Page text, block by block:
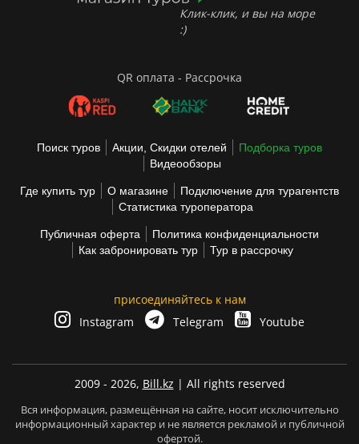
Клик-клик, и вы на море
:)
QR оплата - Рассрочка
Поиск туров Акции, Скидки отелей
Подборка туров
Видеообзоры
Где купить тур О магазине
Подключение для турагентств
Статистика туроператора
Публичная оферта
Политика конфиденциальности
Как забронировать тур
Тур в рассрочку
присоединяйтесь к нам
Instagram
Telegram Youtube
2009 - 2026, Bill.kz | All rights reserved
Вся информация, размещённая на сайте, носит исключительно
информационный характер и не является рекламой и публичной
офертой.